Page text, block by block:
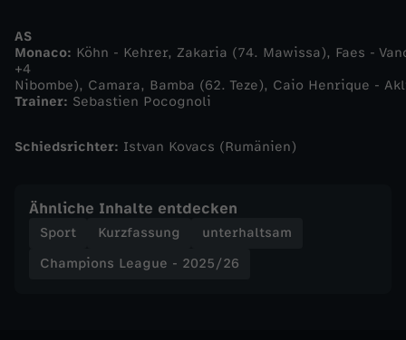
P
a
r
i
s
AS
Monaco: Köhn - Kehrer, Zakaria (74. Mawissa), Faes -
+4
Nibombe), Camara, Bamba (62. Teze), Caio Henrique -
Trainer: Sebastien Pocognoli
Schiedsrichter: Istvan Kovacs (Rumänien)
Ähnliche Inhalte entdecken
Sport Kurzfassung
unterhaltsam
Champions League - 2025/26